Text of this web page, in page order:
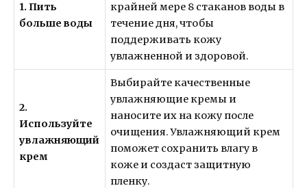
1. Пить
больше воды
крайней мере 8 стаканов воды в
течение дня, чтобы
поддерживать кожу
увлажненной и здоровой.
2.
Используйте
увлажняющий
крем
Выбирайте качественные
увлажняющие кремы и
наносите их на кожу после
очищения. Увлажняющий крем
поможет сохранить влагу в
коже и создаст защитную
пленку.